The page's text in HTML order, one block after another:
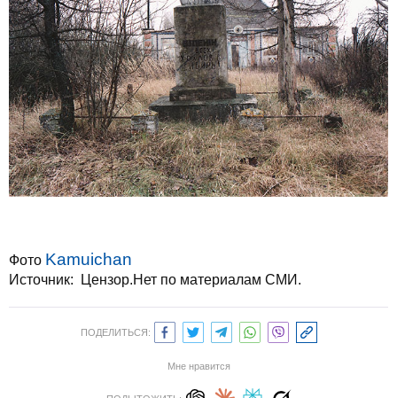
Фото Kamuichan
Источник: Цензор.Нет по материалам СМИ.
ПОДЕЛИТЬСЯ:
Мне нравится